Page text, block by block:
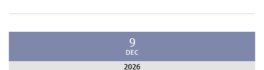
9
DEC
2026